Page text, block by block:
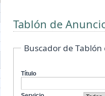
Tablón de
Buscador de
Título